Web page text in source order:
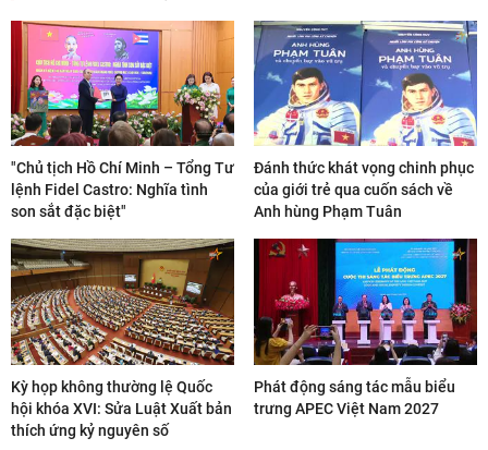
"Chủ tịch Hồ Chí Minh – Tổng Tư
lệnh Fidel Castro: Nghĩa tình
son sắt đặc biệt"
Đánh thức khát vọng chinh phục
của giới trẻ qua cuốn sách về
Anh hùng Phạm Tuân
Kỳ họp không thường lệ Quốc
hội khóa XVI: Sửa Luật Xuất bản
thích ứng kỷ nguyên số
Phát động sáng tác mẫu biểu
trưng APEC Việt Nam 2027